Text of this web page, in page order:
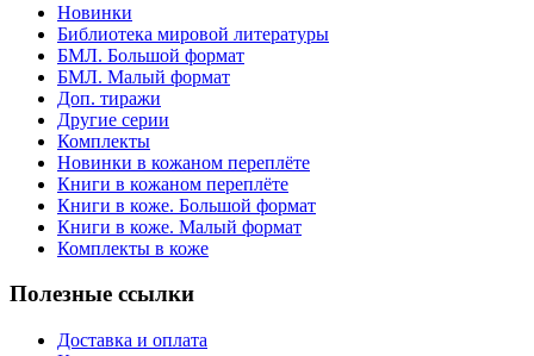
Новинки
Библиотека мировой литературы
БМЛ. Большой формат
БМЛ. Малый формат
Доп. тиражи
Другие серии
Комплекты
Новинки в кожаном переплёте
Книги в кожаном переплёте
Книги в коже. Большой формат
Книги в коже. Малый формат
Комплекты в коже
Полезные ссылки
Доставка и оплата